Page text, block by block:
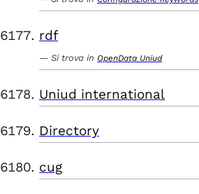
rdf
Si trova in OpenData Uniud
Uniud international
Directory
cug